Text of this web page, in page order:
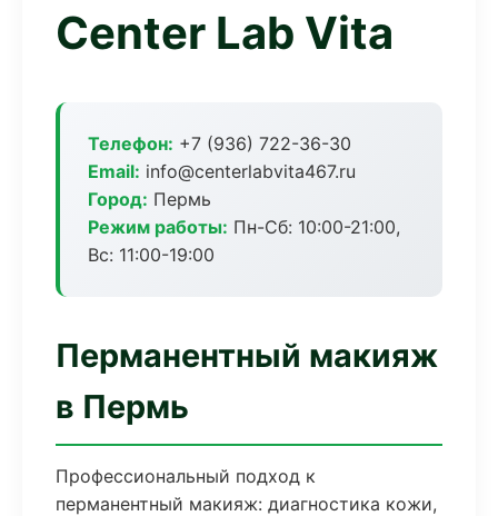
Center Lab Vita
Телефон: +7 (936) 722-36-30
Email: info@centerlabvita467.ru
Город: Пермь
Режим работы: Пн-Сб: 10:00-21:00,
Вс: 11:00-19:00
Перманентный макияж
в Пермь
Профессиональный подход к
перманентный макияж: диагностика кожи,